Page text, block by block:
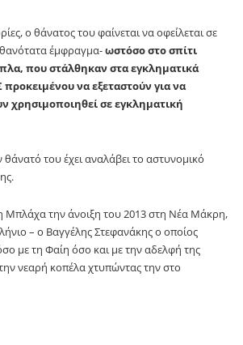
ο θάνατος του φαίνεται να οφείλεται σε
έμφραγμα-ωστόσο στο σπίτι
που στάλθηκαν στα εγκληματικά
προκειμένου να εξεταστούν για να
χρησιμοποιηθεί σε εγκληματική
θάνατό του έχει αναλάβει το αστυνομικό
Μπλάχα την άνοιξη του 2013 στη Νέα Μάκρη,
– ο Βαγγέλης Στεφανάκης ο οποίος
με τη Φαίη όσο και με την αδελφή της
νεαρή κοπέλα χτυπώντας την στο